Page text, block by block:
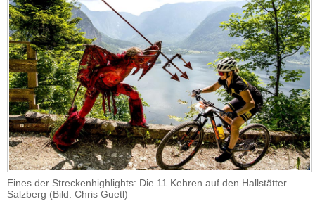
Eines der Streckenhighlights: Die 11 Kehren auf den Hallstätter
Salzberg (Bild: Chris Guetl)